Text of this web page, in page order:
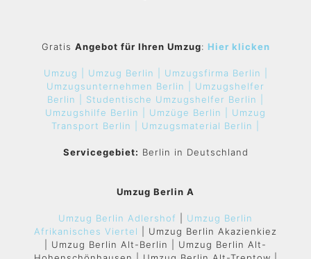
Gratis Angebot für Ihren Umzug: Hier klicken
Umzug | Umzug Berlin |
Umzugsfirma Berlin |
Umzugsunternehmen Berlin | Umzugshelfer
Berlin | Studentische Umzugshelfer Berlin |
Umzugshilfe Berlin | Umzüge Berlin | Umzug
Transport Berlin | Umzugsmaterial Berlin |
Servicegebiet: Berlin in Deutschland
Umzug Berlin A
Umzug Berlin Adlershof
Umzug Berlin
Afrikanisches Viertel
| Umzug Berlin Akazienkiez
| Umzug Berlin Alt-Berlin | Umzug Berlin Alt-